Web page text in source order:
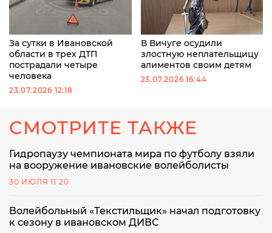
За сутки в Ивановской
области в трех ДТП
пострадали четыре
человека
23.07.2026 12:18
В Вичуге осудили
злостную неплательщицу
алиментов своим детям
23.07.2026 16:44
СМОТРИТЕ ТАКЖЕ
Гидропаузу чемпионата мира по футболу взяли
на вооружение ивановские волейболисты
30 ИЮЛЯ 11:20
Волейбольный «Текстильщик» начал подготовку
к сезону в ивановском ДИВС